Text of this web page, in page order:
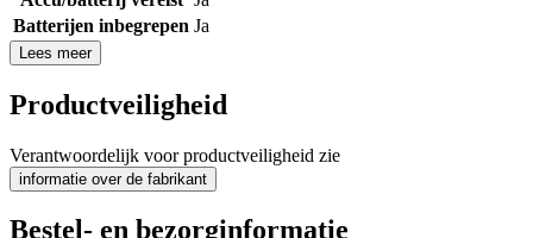
Batterijen inbegrepen Ja
Lees meer
Productveiligheid
Verantwoordelijk voor productveiligheid zie
informatie over de fabrikant
Bestel- en bezorginformatie